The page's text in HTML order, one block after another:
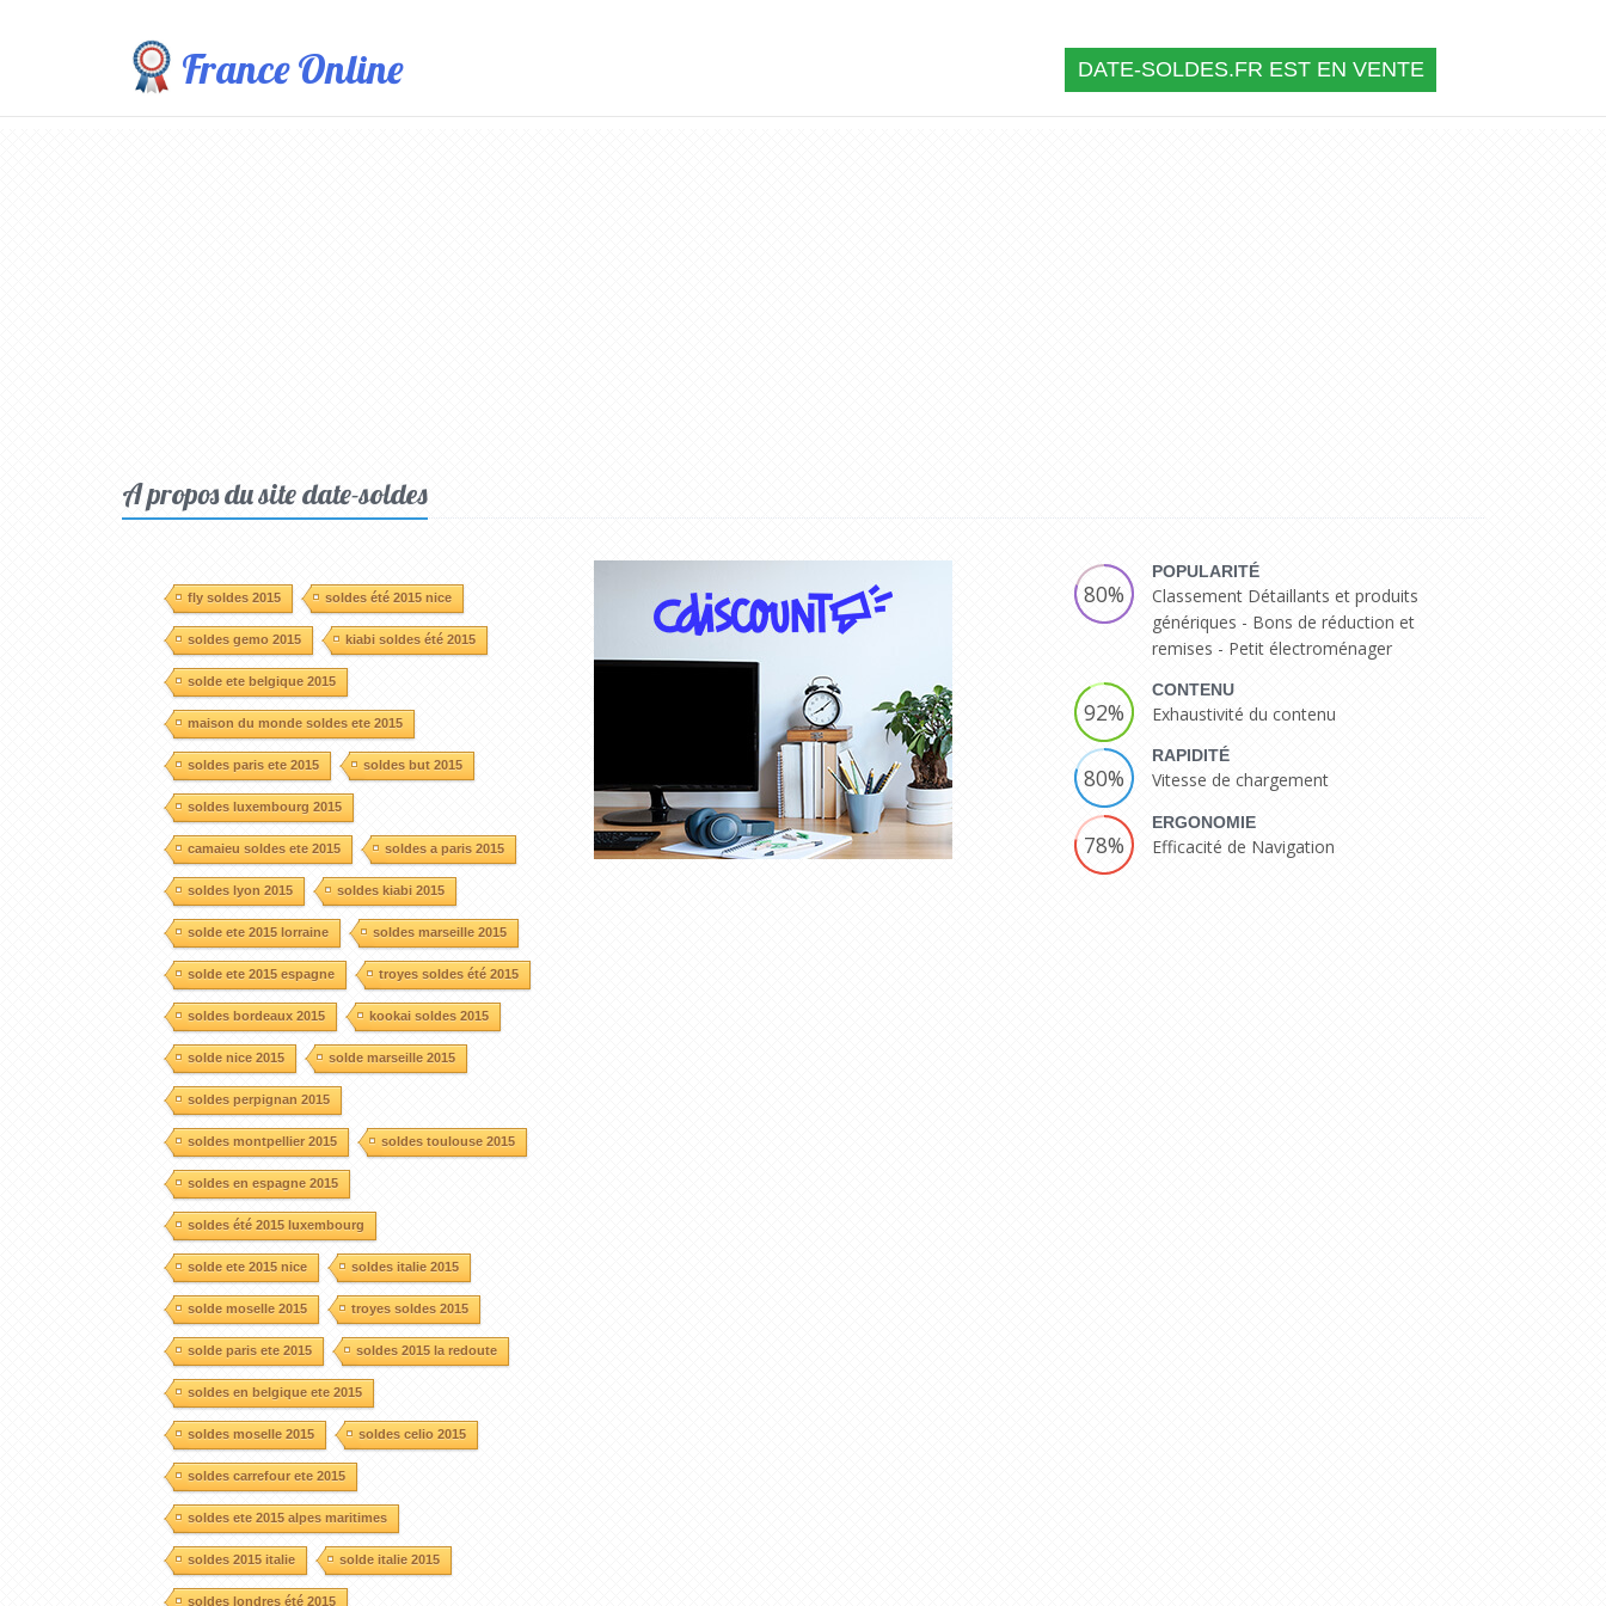
France Online DATE-SOLDES.FR EST EN VENTE
A propos du site date-soldes
fly soldes 2015 soldes été 2015 nice
soldes gemo 2015 kiabi soldes été 2015
solde ete belgique 2015
maison du monde soldes ete 2015
soldes paris ete 2015 soldes but 2015
soldes luxembourg 2015
camaieu soldes ete 2015 soldes a paris 2015
soldes lyon 2015 soldes kiabi 2015
solde ete 2015 lorraine soldes marseille 2015
solde ete 2015 espagne troyes soldes été 2015
soldes bordeaux 2015 kookai soldes 2015
solde nice 2015 solde marseille 2015
soldes perpignan 2015
soldes montpellier 2015 soldes toulouse 2015
soldes en espagne 2015
soldes été 2015 luxembourg
solde ete 2015 nice soldes italie 2015
solde moselle 2015 troyes soldes 2015
solde paris ete 2015 soldes 2015 la redoute
soldes en belgique ete 2015
soldes moselle 2015 soldes celio 2015
soldes carrefour ete 2015
soldes ete 2015 alpes maritimes
soldes 2015 italie solde italie 2015
soldes londres été 2015
80%
POPULARITÉ
Classement Détaillants et produits
génériques - Bons de réduction et
remises - Petit électroménager
92%
CONTENU
Exhaustivité du contenu
80%
RAPIDITÉ
Vitesse de chargement
78%
ERGONOMIE
Efficacité de Navigation